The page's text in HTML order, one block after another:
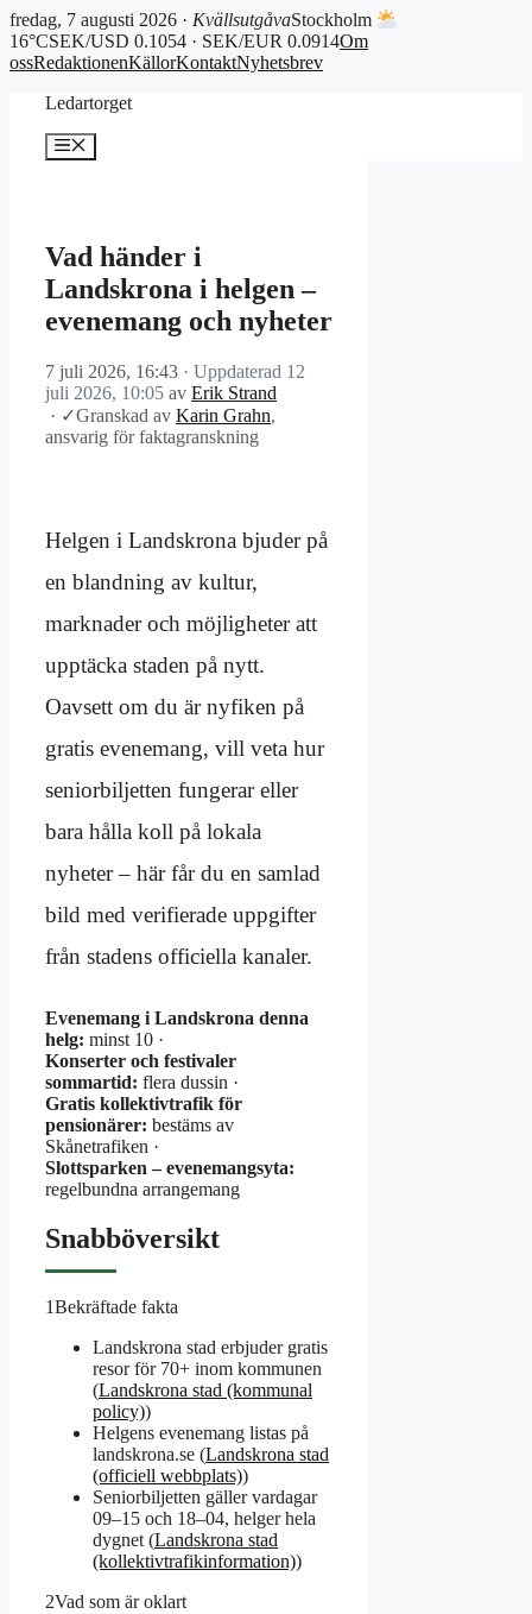
fredag, 7 augusti 2026 · KvällsutgåvaStockholm
16°CSEK/USD 0.1054 · SEK/EUR 0.0914Om
ossRedaktionenKällorKontaktNyhetsbrev
Ledartorget
Meny
Vad händer i
Landskrona i helgen –
evenemang och nyheter
7 juli 2026, 16:43 · Uppdaterad 12
juli 2026, 10:05 av Erik Strand
· ✓Granskad av Karin Grahn,
ansvarig för faktagranskning
Helgen i Landskrona bjuder på
en blandning av kultur,
marknader och möjligheter att
upptäcka staden på nytt.
Oavsett om du är nyfiken på
gratis evenemang, vill veta hur
seniorbiljetten fungerar eller
bara hålla koll på lokala
nyheter – här får du en samlad
bild med verifierade uppgifter
från stadens officiella kanaler.
Evenemang i Landskrona denna
helg: minst 10 ·
Konserter och festivaler
sommartid: flera dussin ·
Gratis kollektivtrafik för
pensionärer: bestäms av
Skånetrafiken ·
Slottsparken – evenemangsyta:
regelbundna arrangemang
Snabböversikt
1Bekräftade fakta
Landskrona stad erbjuder gratis
resor för 70+ inom kommunen
(Landskrona stad (kommunal
policy))
Helgens evenemang listas på
landskrona.se (Landskrona stad
(officiell webbplats))
Seniorbiljetten gäller vardagar
09–15 och 18–04, helger hela
dygnet (Landskrona stad
(kollektivtrafikinformation))
2Vad som är oklart